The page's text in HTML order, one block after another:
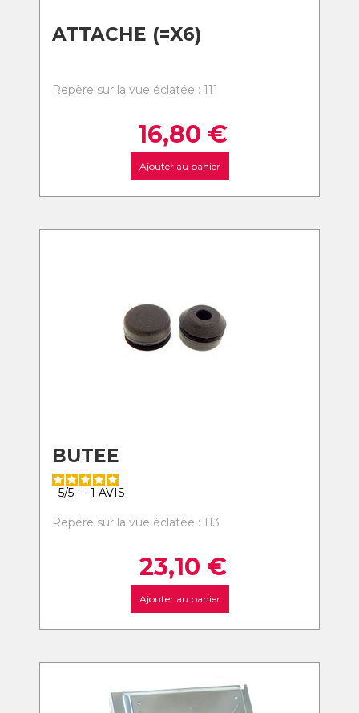
ATTACHE (=X6)
Repère sur la vue éclatée : 111
16,80 €
Ajouter au panier
BUTEE
5/5 - 1 AVIS
Repère sur la vue éclatée : 113
23,10 €
Ajouter au panier